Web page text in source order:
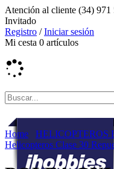
Atención al cliente (34) 971
Invitado
Registro /Iniciar sesión
Mi cesta 0 artículos
Home HELICOPTEROS
Helicopteros Clase 30